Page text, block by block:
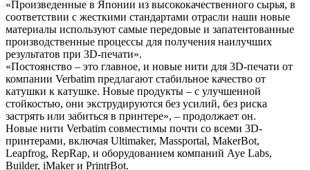
«Произведенные в Японии из высококачественного сырья, в
соответствии с жесткими стандартами отрасли наши новые
материалы используют самые передовые и запатентованные
производственные процессы для получения наилучших
результатов при 3D-печати».
«Постоянство – это главное, и новые нити для 3D-печати от
компании Verbatim предлагают стабильное качество от
катушки к катушке. Новые продукты – с улучшенной
стойкостью, они экструдируются без усилий, без риска
застрять или забиться в принтере», – продолжает он.
Новые нити Verbatim совместимы почти со всеми 3D-
принтерами, включая Ultimaker, Massportal, MakerBot,
Leapfrog, RepRap, и оборудованием компаний Aye Labs,
Builder, iMaker и PrintrBot.